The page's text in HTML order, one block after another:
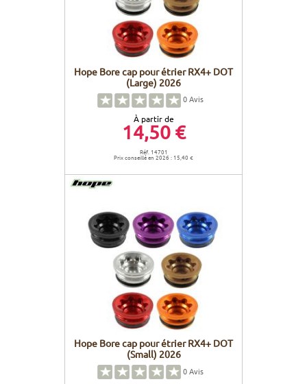
Hope Bore cap pour étrier RX4+ DOT
(Large) 2026
0Avis
À partir de
14,50 €
Réf. 14701
Prix conseillé en 2026 : 15,40 €
Hope Bore cap pour étrier RX4+ DOT
(Small) 2026
0Avis